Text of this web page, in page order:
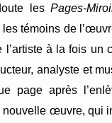
lesPages-
témoins de
l’artiste à la fois un
analyste et
page après
nouvelle œuvre, qui